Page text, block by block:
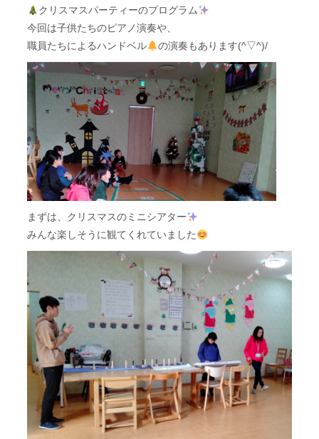
クリスマスパーティーのプログラム
今回は子供たちのピアノ演奏や、
職員たちによるハンドベル
の演奏もあります(^▽^)/
まずは、クリスマスのミニシアター
みんな楽しそうに観てくれていました